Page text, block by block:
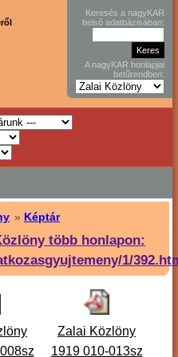
Keresés a nagyKAR
belső adatbázisában:
A nagyKAR honlapjai
betűrendben:
» Képtár
több honlapon:
1/
Zalai Közlöny
1919 010-013sz